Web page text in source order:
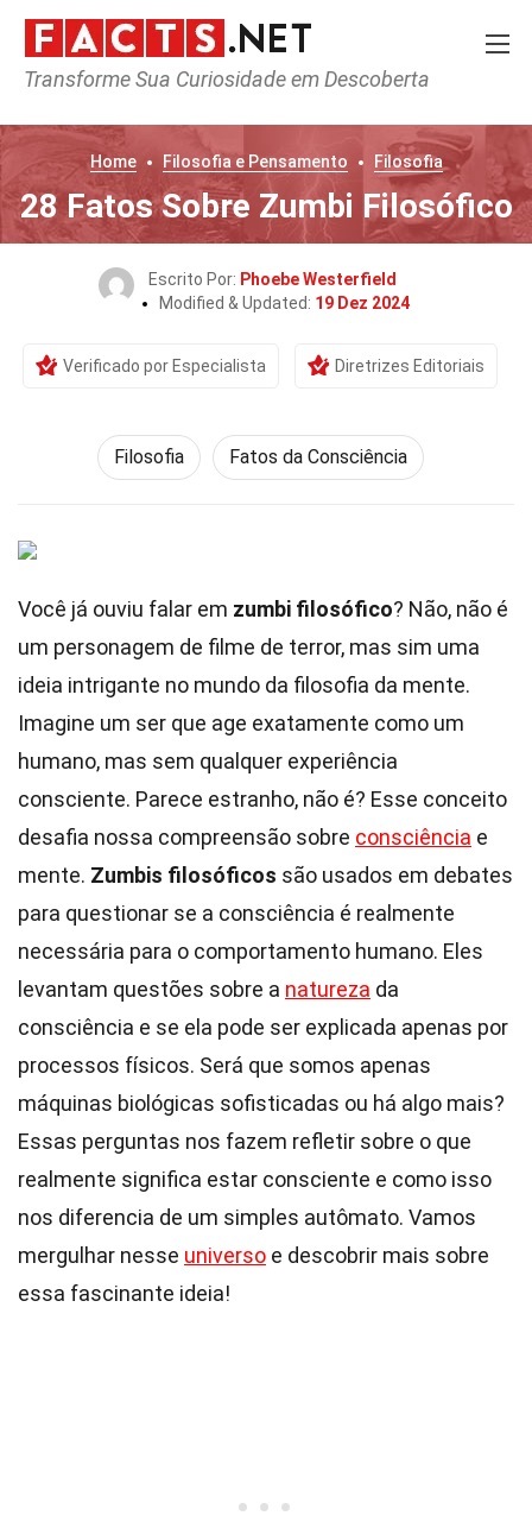
Transforme Sua Curiosidade em Descoberta
Home Filosofia e Pensamento Filosofia
28 Fatos Sobre Zumbi Filosófico
Escrito Por: Phoebe Westerfield
Modified & Updated: 19 Dez 2024
Verificado por Especialista Diretrizes Editoriais
Filosofia Fatos da Consciência
Você já ouviu falar em zumbi filosófico? Não, não é
um personagem de filme de terror, mas sim uma
ideia intrigante no mundo da filosofia da mente.
Imagine um ser que age exatamente como um
humano, mas sem qualquer experiência
consciente. Parece estranho, não é? Esse conceito
desafia nossa compreensão sobre consciência e
mente. Zumbis filosóficos são usados em debates
para questionar se a consciência é realmente
necessária para o comportamento humano. Eles
levantam questões sobre a natureza da
consciência e se ela pode ser explicada apenas por
processos físicos. Será que somos apenas
máquinas biológicas sofisticadas ou há algo mais?
Essas perguntas nos fazem refletir sobre o que
realmente significa estar consciente e como isso
nos diferencia de um simples autômato. Vamos
mergulhar nesse universo e descobrir mais sobre
essa fascinante ideia!